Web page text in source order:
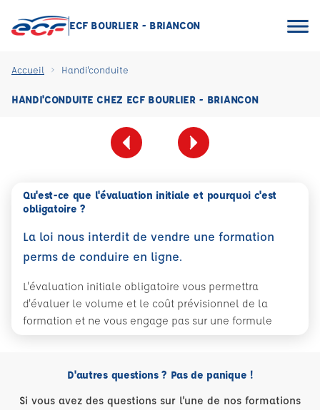
ECF BOURLIER - BRIANCON
Accueil Handi'conduite
HANDI'CONDUITE CHEZ ECF BOURLIER - BRIANCON
Qu'est-ce que l'évaluation initiale et pourquoi c'est
obligatoire ?
La loi nous interdit de vendre une formation
perms de conduire en ligne.
L'évaluation initiale obligatoire vous permettra
d'évaluer le volume et le coût prévisionnel de la
formation et ne vous engage pas sur une formule
D'autres questions ? Pas de panique !
Si vous avez des questions sur l'une de nos formations